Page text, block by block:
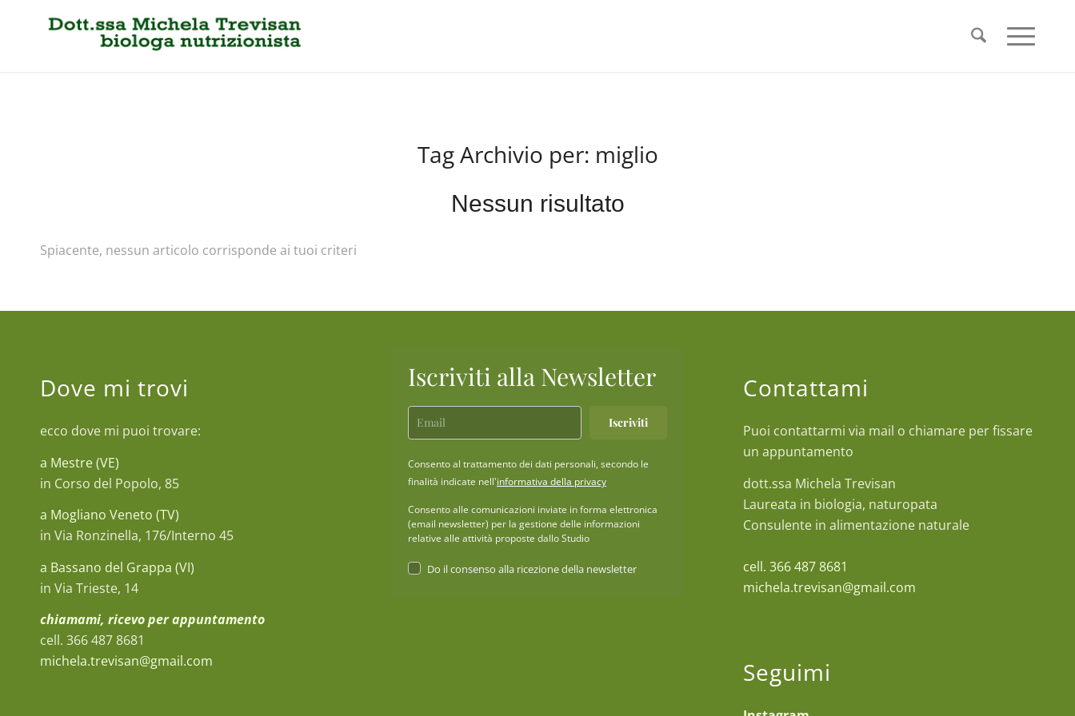
Tag Archivio per: miglio
Nessun risultato
Spiacente, nessun articolo corrisponde ai tuoi criteri
Dove mi trovi
ecco dove mi puoi trovare:
a Mestre (VE)
in Corso del Popolo, 85
a Mogliano Veneto (TV)
in Via Ronzinella, 176/Interno 45
a Bassano del Grappa (VI)
in Via Trieste, 14
chiamami, ricevo per appuntamento
cell. 366 487 8681
michela.trevisan@gmail.com
Iscriviti alla Newsletter
Iscriviti
Consento al trattamento dei dati personali, secondo le
finalità indicate nell'informativa della privacy
Consento alle comunicazioni inviate in forma elettronica
(email newsletter) per la gestione delle informazioni
relative alle attività proposte dallo Studio
Do il consenso alla ricezione della newsletter
Contattami
Puoi contattarmi via mail o chiamare per fissare
un appuntamento
dott.ssa Michela Trevisan
Laureata in biologia, naturopata
Consulente in alimentazione naturale
cell. 366 487 8681
michela.trevisan@gmail.com
Seguimi